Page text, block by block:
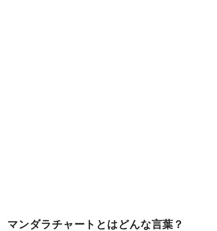
マンダラチャートとはどんな言葉？